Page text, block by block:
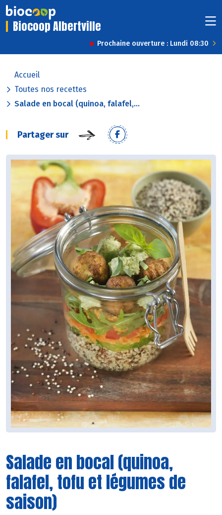
Biocoop Albertville
Prochaine ouverture : Lundi 08:30
Accueil
Toutes nos recettes
Salade en bocal (quinoa, falafel,...
Partager sur
Salade en bocal (quinoa,
falafel, tofu et légumes de
saison)